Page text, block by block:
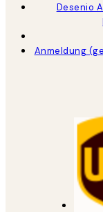
Desenio
Anmeldung